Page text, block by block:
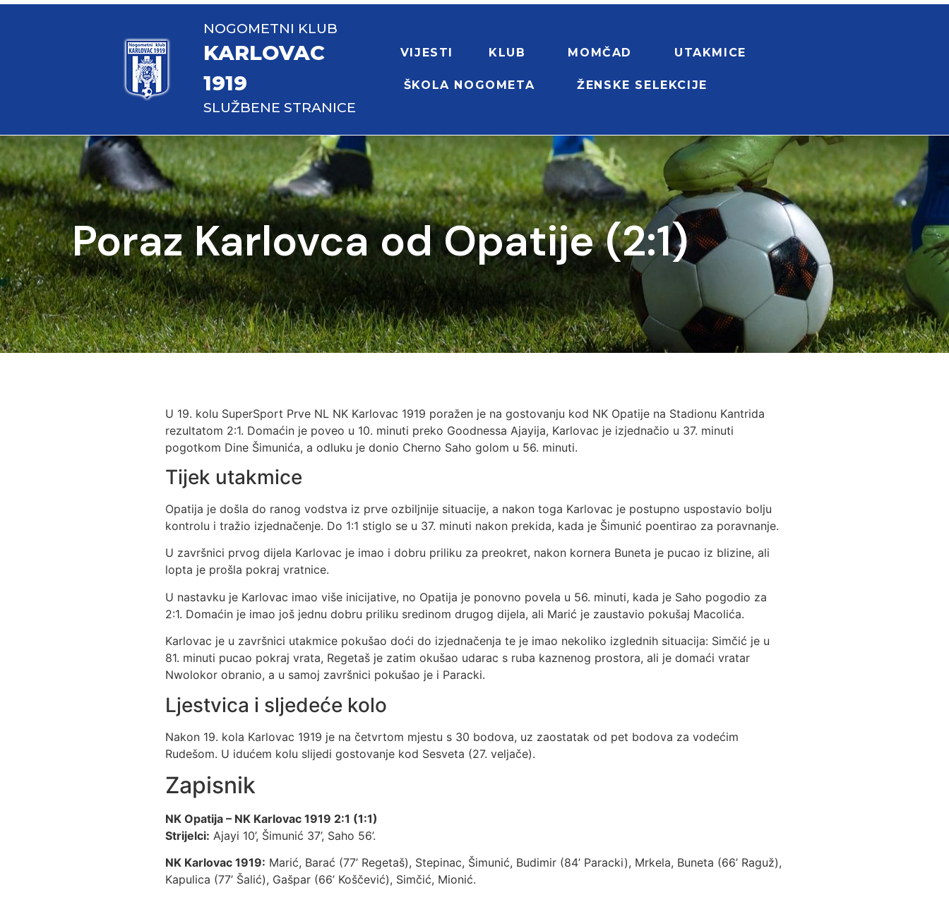
NOGOMETNI KLUB
KARLOVAC
1919
SLUŽBENE STRANICE
VIJESTI KLUB MOMČAD UTAKMICE
ŠKOLA NOGOMETA ŽENSKE SELEKCIJE
Poraz Karlovca od Opatije (2:1)
U 19. kolu SuperSport Prve NL NK Karlovac 1919 poražen je na gostovanju kod NK Opatije na Stadionu Kantrida
rezultatom 2:1. Domaćin je poveo u 10. minuti preko Goodnessa Ajayija, Karlovac je izjednačio u 37. minuti
pogotkom Dine Šimunića, a odluku je donio Cherno Saho golom u 56. minuti.
Tijek utakmice
Opatija je došla do ranog vodstva iz prve ozbiljnije situacije, a nakon toga Karlovac je postupno uspostavio bolju
kontrolu i tražio izjednačenje. Do 1:1 stiglo se u 37. minuti nakon prekida, kada je Šimunić poentirao za poravnanje.
U završnici prvog dijela Karlovac je imao i dobru priliku za preokret, nakon kornera Buneta je pucao iz blizine, ali
lopta je prošla pokraj vratnice.
U nastavku je Karlovac imao više inicijative, no Opatija je ponovno povela u 56. minuti, kada je Saho pogodio za
2:1. Domaćin je imao još jednu dobru priliku sredinom drugog dijela, ali Marić je zaustavio pokušaj Macolića.
Karlovac je u završnici utakmice pokušao doći do izjednačenja te je imao nekoliko izglednih situacija: Simčić je u
81. minuti pucao pokraj vrata, Regetaš je zatim okušao udarac s ruba kaznenog prostora, ali je domaći vratar
Nwolokor obranio, a u samoj završnici pokušao je i Paracki.
Ljestvica i sljedeće kolo
Nakon 19. kola Karlovac 1919 je na četvrtom mjestu s 30 bodova, uz zaostatak od pet bodova za vodećim
Rudešom. U idućem kolu slijedi gostovanje kod Sesveta (27. veljače).
Zapisnik
NK Opatija – NK Karlovac 1919 2:1 (1:1)
Strijelci: Ajayi 10’, Šimunić 37’, Saho 56’.
NK Karlovac 1919: Marić, Barać (77’ Regetaš), Stepinac, Šimunić, Budimir (84’ Paracki), Mrkela, Buneta (66’ Raguž),
Kapulica (77’ Šalić), Gašpar (66’ Koščević), Simčić, Mionić.